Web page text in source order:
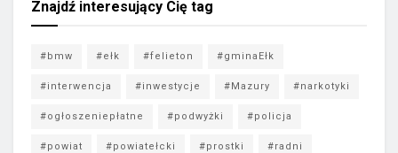
Znajdź interesujący Cię tag
#bmw #ełk #felieton #gminaEłk
#interwencja #inwestycje #Mazury #narkotyki
#ogłoszeniepłatne #podwyżki #policja
#powiat #powiatełcki #prostki #radni